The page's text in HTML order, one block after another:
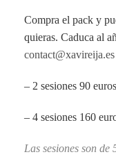
Compra el pack y
quieras. Caduca al
contact@xavireija.es
– 2 sesiones 90
– 4 sesiones 160
Las sesiones son de